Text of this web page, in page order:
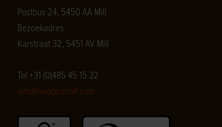
Postbus 24, 5450 AA Mill
Bezoekadres
Karstraat 32, 5451 AV Mill
Tel +31 (0)485 45 15 32
info@hoogenhoff.com